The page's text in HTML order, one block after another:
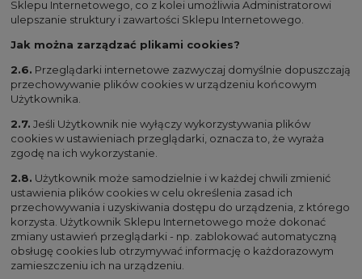
Sklepu Internetowego, co z kolei umożliwia Administratorowi
ulepszanie struktury i zawartości Sklepu Internetowego.
Jak można zarządzać plikami cookies?
2.6. Przeglądarki internetowe zazwyczaj domyślnie dopuszczają
przechowywanie plików cookies w urządzeniu końcowym
Użytkownika.
2.7. Jeśli Użytkownik nie wyłączy wykorzystywania plików
cookies w ustawieniach przeglądarki, oznacza to, że wyraża
zgodę na ich wykorzystanie.
2.8. Użytkownik może samodzielnie i w każdej chwili zmienić
ustawienia plików cookies w celu określenia zasad ich
przechowywania i uzyskiwania dostępu do urządzenia, z którego
korzysta. Użytkownik Sklepu Internetowego może dokonać
zmiany ustawień przeglądarki - np. zablokować automatyczną
obsługę cookies lub otrzymywać informację o każdorazowym
zamieszczeniu ich na urządzeniu.